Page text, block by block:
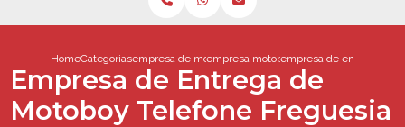
HomeCategoriasempresa de motoboysempresa motoboyempresa de entrega de
Empresa de Entrega de
Motoboy Telefone Freguesia